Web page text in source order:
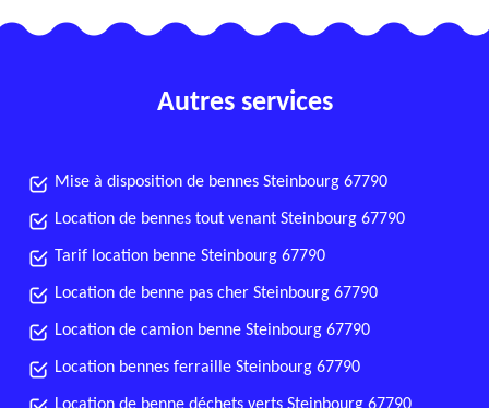
Autres services
Mise à disposition de bennes Steinbourg 67790
Location de bennes tout venant Steinbourg 67790
Tarif location benne Steinbourg 67790
Location de benne pas cher Steinbourg 67790
Location de camion benne Steinbourg 67790
Location bennes ferraille Steinbourg 67790